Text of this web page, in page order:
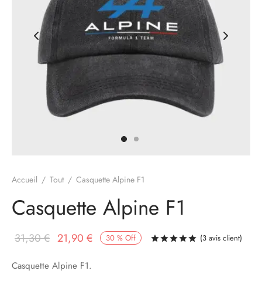
Accueil / Tout / Casquette Alpine F1
Casquette Alpine F1
30 % Off Notésur 5
(3 avis client)
31,30€ Le prix
était :
21,90 € Le prix
Casquette Alpine F1.